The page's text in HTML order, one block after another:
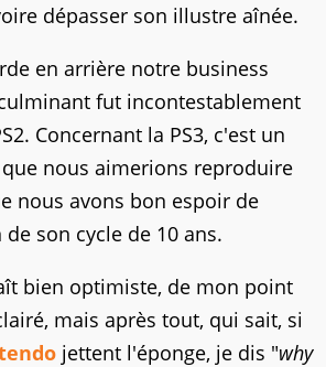
dépasser son illustre aînée.
en arrière notre business
fut incontestablement
Concernant la PS3, c'est un
nous aimerions reproduire
nous avons bon espoir de
son cycle de 10 ans.
bien optimiste, de mon point
mais après tout, qui sait, si
jettent l'éponge, je dis "why